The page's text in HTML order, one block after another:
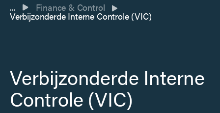
Vacatures
... Finance & Control
Verbijzonderde Interne Controle (VIC)
Verbijzonderde Interne
Controle (VIC)